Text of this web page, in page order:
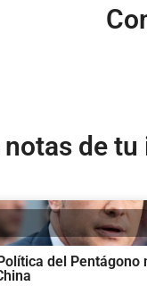
notas de tu
del Pentágono